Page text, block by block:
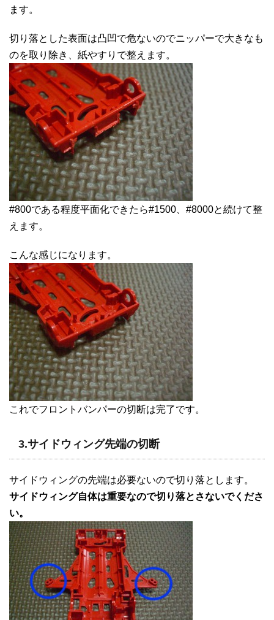
ます。
切り落とした表面は凸凹で危ないのでニッパーで大きなも
のを取り除き、紙やすりで整えます。
#800である程度平面化できたら#1500、#8000と続けて整
えます。
こんな感じになります。
これでフロントバンパーの切断は完了です。
3.サイドウィング先端の切断
サイドウィングの先端は必要ないので切り落とします。
サイドウィング自体は重要なので切り落とさないでくださ
い。